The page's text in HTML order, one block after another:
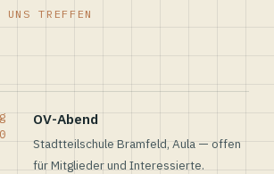
TREFFEN
OV-Abend
Stadtteilschule Bramfeld, Aula — offen
für Mitglieder und Interessierte.